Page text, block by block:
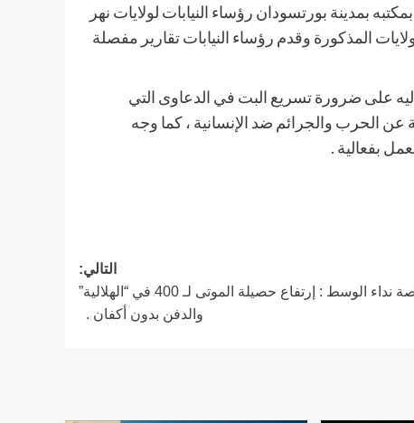
بمدينة بورتسودان رؤساء النيابات لولايات نهر
المذكورة وقدم رؤساء النيابات تقارير مفصلة
على ضرورة تسريع البت في الدعاوى التي
عن الحرب والجرائم ضد الإنسانية ، كما وجه
بفعالية .
التالي:
منصة نداء الوسط : إرتفاع حصيلة الموتى لـ 400 في “الهلالية”
والدفن بدون أكفان .